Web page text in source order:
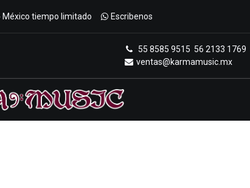
México tiempo limitado Escribenos
55 8585 9515 56 2133 1769
ventas@karmamusic.mx
Promociones